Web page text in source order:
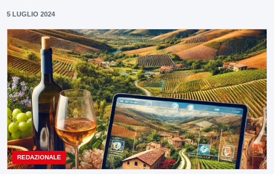
5 LUGLIO 2024
REDAZIONALE